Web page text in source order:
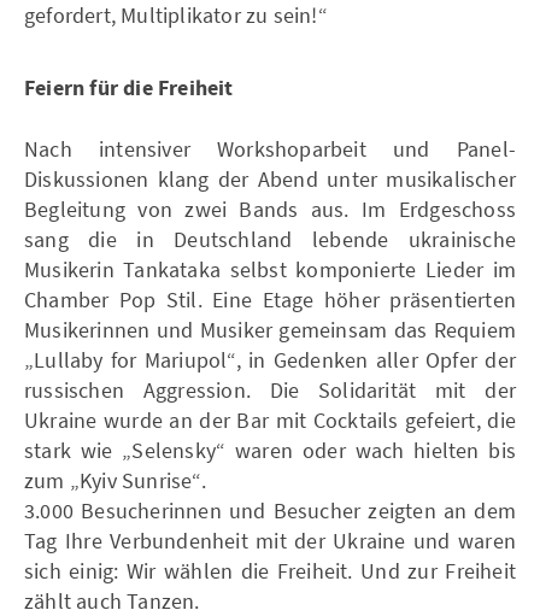
gefordert, Multiplikator zu sein!“
Feiern für die Freiheit
Nach intensiver Workshoparbeit und Panel-
Diskussionen klang der Abend unter musikalischer
Begleitung von zwei Bands aus. Im Erdgeschoss
sang die in Deutschland lebende ukrainische
Musikerin Tankataka selbst komponierte Lieder im
Chamber Pop Stil. Eine Etage höher präsentierten
Musikerinnen und Musiker gemeinsam das Requiem
„Lullaby for Mariupol“, in Gedenken aller Opfer der
russischen Aggression. Die Solidarität mit der
Ukraine wurde an der Bar mit Cocktails gefeiert, die
stark wie „Selensky“ waren oder wach hielten bis
zum „Kyiv Sunrise“.
3.000 Besucherinnen und Besucher zeigten an dem
Tag Ihre Verbundenheit mit der Ukraine und waren
sich einig: Wir wählen die Freiheit. Und zur Freiheit
zählt auch Tanzen.